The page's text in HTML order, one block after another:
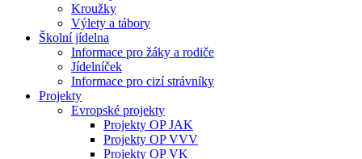
Kroužky
Výlety a tábory
Školní jídelna
Informace pro žáky a rodiče
Jídelníček
Informace pro cizí strávníky
Projekty
Evropské projekty
Projekty OP JAK
Projekty OP VVV
Projekty OP VK